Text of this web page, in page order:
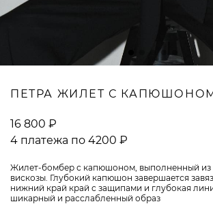
ВОПРОСЫ И ОТВЕТЫ
ПЕТРА ЖИЛЕТ С
16 800 ₽
4 платежа по 4200 ₽
Жилет-бомбер с капюшоном, выполненный из
вискозы. Глубокий капюшон завершается
нижний край край с защипами и глубокая
шикарный и расслабленный образ